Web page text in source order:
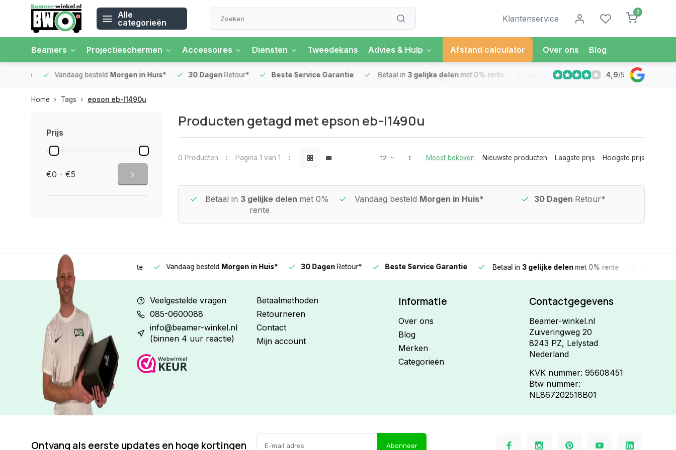
Alle
categorieën
Klantenservice
0
Beamers Projectieschermen Accessoires Diensten Tweedekans Advies & Hulp Afstand calculator Over ons Blog
Vandaag besteldMorgen in Huis* 30 DagenRetour* Beste Service Garantie Betaal in 3 gelijke delen met 0% rente Vandaag besteldMorgen in Huis*
4,9/5
Home Tags epson eb-l1490u
Prijs
€0 - €5
Producten getagd met epson eb-l1490u
0 Producten Pagina 1 van 1 Meest bekeken Nieuwste producten Laagste prijs Hoogste prijs
Beste Service Garantie Betaal in 3 gelijke delen met 0%
rente
Vandaag besteld Morgen in Huis* 30 Dagen Retour*
3 gelijke delen Vandaag besteldMorgen in Huis* 30 DagenRetour* Beste Service Garantie Betaal in3 gelijke delenmet 0% rente Vandaag
Veelgestelde vragen
085-0600088
info@beamer-winkel.nl
(binnen 4 uur reactie)
Betaalmethoden
Retourneren
Contact
Mijn account
Informatie
Over ons
Blog
Merken
Categorieën
Contactgegevens
Beamer-winkel.nl
Zuiveringweg 20
8243 PZ, Lelystad
Nederland
KVK nummer: 95608451
Btw nummer:
NL867202518B01
Ontvang als eerste updates en hoge kortingen Abonneer